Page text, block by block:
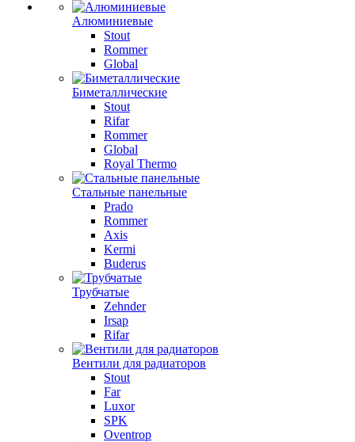
Алюминиевые
Stout
Rommer
Global
Биметаллические
Stout
Rifar
Rommer
Global
Royal Thermo
Стальные панельные
Prado
Rommer
Axis
Kermi
Buderus
Трубчатые
Zehnder
Irsap
Rifar
Вентили для радиаторов
Stout
Far
Luxor
SPK
Oventrop